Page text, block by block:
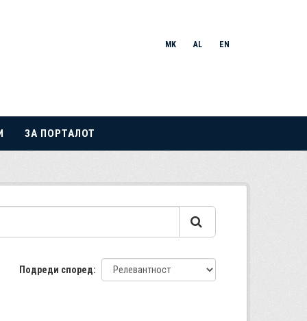
MK AL EN
ЗА ПОРТАЛОТ
Подреди според